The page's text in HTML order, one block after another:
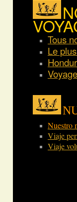
Tous
Le
Nuestro
Viaje
Viaje